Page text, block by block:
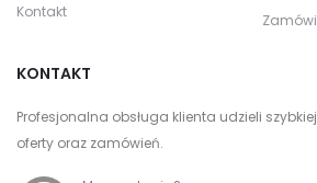
Kontakt
KONTAKT
Profesjonalna obsługa klienta udzieli
oferty oraz zamówień.